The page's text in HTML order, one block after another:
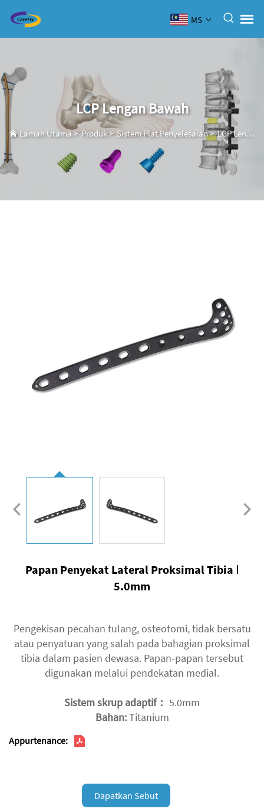
MS
LCP Lengan Bawah
Laman Utama>Produk>Sistem Plat Penyelesaian>LCP Lengan Bawah
Papan Penyekat Lateral Proksimal Tibia Ⅰ
5.0mm
Pengekisan pecahan tulang, osteotomi, tidak bersatu
atau penyatuan yang salah pada bahagian proksimal
tibia dalam pasien dewasa. Papan-papan tersebut
digunakan melalui pendekatan medial.
Sistem skrup adaptif： 5.0mm
Bahan:Titanium
Appurtenance:
Dapatkan Sebut